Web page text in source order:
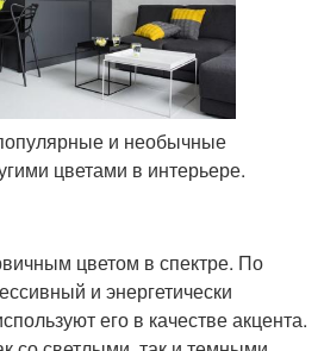
и необычные
цветами в интерьере.
цветом в спектре. По
и энергетически
его в качестве акцента.